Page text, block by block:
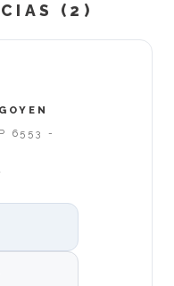
(2)
6553 -